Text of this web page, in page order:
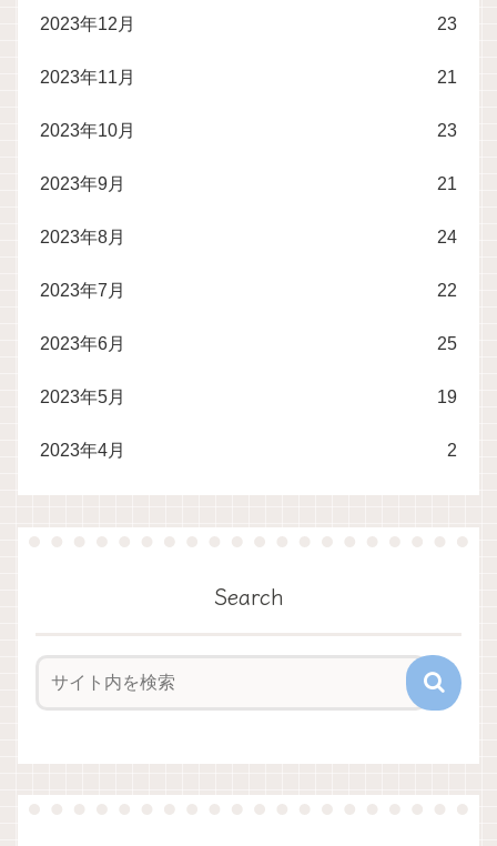
2023年12月 23
2023年11月 21
2023年10月 23
2023年9月 21
2023年8月 24
2023年7月 22
2023年6月 25
2023年5月 19
2023年4月 2
Search